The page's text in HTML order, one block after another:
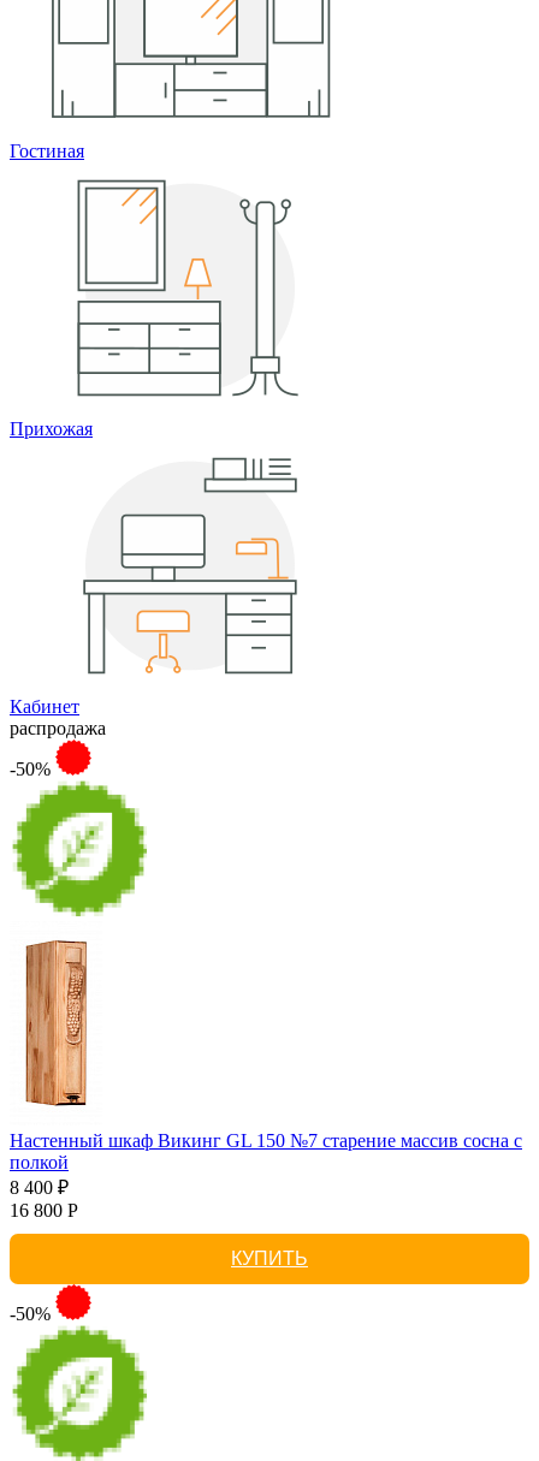
Гостиная
Прихожая
Кабинет
распродажа
-50%
Настенный шкаф Викинг GL 150 №7 старение массив сосна с
полкой
8 400 ₽
16 800 Р
КУПИТЬ
-50%